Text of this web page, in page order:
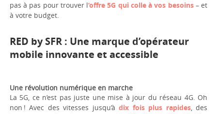
pas à pas pour trouver l’offre 5G qui colle à vos besoins– et
à votre budget.
RED by SFR : Une marque d’opérateur
mobile innovante et accessible
Une révolution numérique en marche
La 5G, ce n’est pas juste une mise à jour du réseau 4G. Oh
non ! Avec des vitesses jusqu’àdix fois plus rapides, des